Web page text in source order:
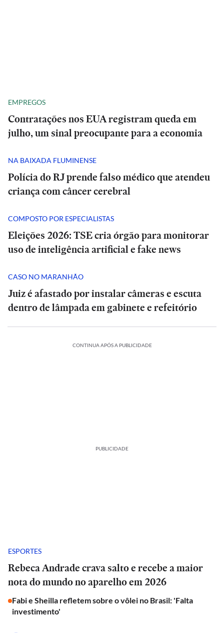
EMPREGOS
Contratações nos EUA registram queda em
julho, um sinal preocupante para a economia
NA BAIXADA FLUMINENSE
Polícia do RJ prende falso médico que atendeu
criança com câncer cerebral
COMPOSTO POR ESPECIALISTAS
Eleições 2026: TSE cria órgão para monitorar
uso de inteligência artificial e fake news
CASO NO MARANHÃO
Juiz é afastado por instalar câmeras e escuta
dentro de lâmpada em gabinete e refeitório
CONTINUA APÓS A PUBLICIDADE
PUBLICIDADE
ESPORTES
Rebeca Andrade crava salto e recebe a maior
nota do mundo no aparelho em 2026
Fabi e Sheilla refletem sobre o vôlei no Brasil: 'Falta
investimento'